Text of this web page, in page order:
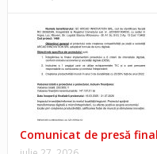
Comunicat de presă final